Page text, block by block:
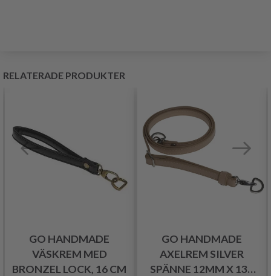
RELATERADE PRODUKTER
GO HANDMADE
VÄSKREM MED
BRONZEL LOCK, 16 CM
GO HANDMADE
AXELREM SILVER
SPÄNNE 12MM X 130